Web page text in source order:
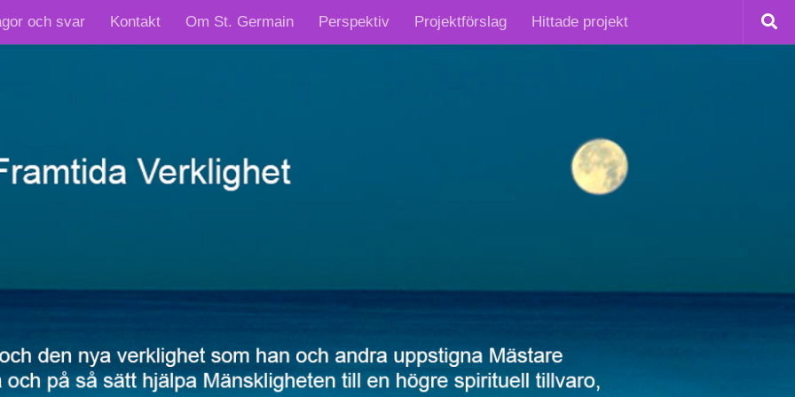
och svar Kontakt Om St. Germain Perspektiv Projektförslag Hittade projekt